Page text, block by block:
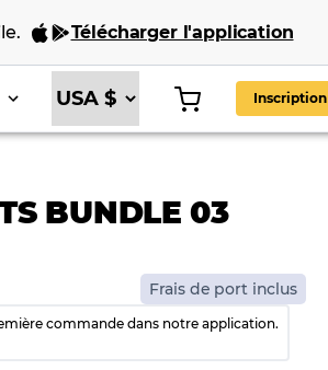
. Télécharger l'application
Inscription
BUNDLE 03
Frais de port inclus
commande dans notre application.